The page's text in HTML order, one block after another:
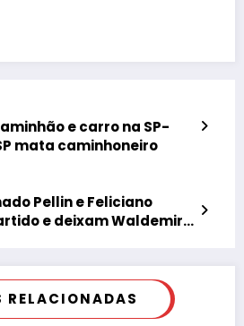
e carro na SP-
mata caminhoneiro
Pellin e Feliciano
e deixam Waldemir
RELACIONADAS